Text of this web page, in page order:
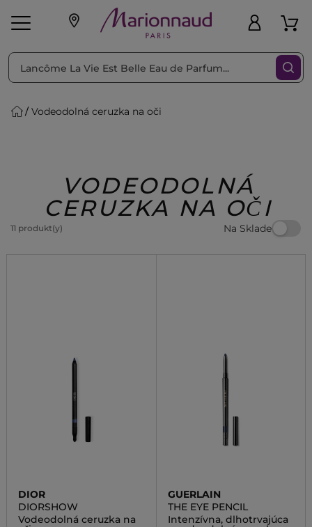
pleť Líčenie Vône
Beauty
Vodeodolná ceruzka na oči
VODEODOLNÁ
CERUZKA NA OČI
11 produkt(y) Na Sklade
Triediť podľa Filtrovať
DIOR
DIORSHOW
Vodeodolná ceruzka na
GUERLAIN
THE EYE PENCIL
Intenzívna, dlhotrvajúca